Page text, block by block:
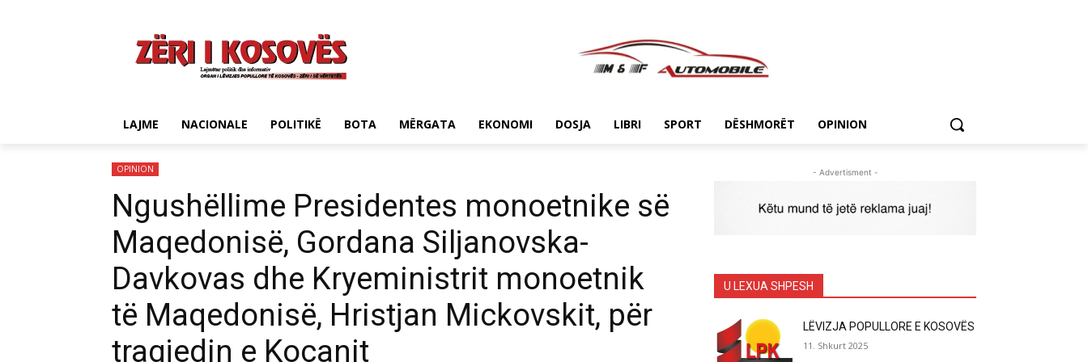
LAJME NACIONALE POLITIKË BOTA MËRGATA EKONOMI DOSJA LIBRI SPORT DËSHMORËT OPINION
OPINION
Ngushëllime Presidentes monoetnike së
Maqedonisë, Gordana Siljanovska-
Davkovas dhe Kryeministrit monoetnik
të Maqedonisë, Hristjan Mickovskit, për
tragjedin e Koçanit
- Advertisment -
U LEXUA SHPESH
LËVIZJA POPULLORE E KOSOVËS
11. Shkurt 2025